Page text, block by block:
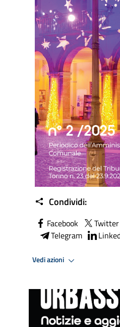
Condividi:
Facebook Twitter
Telegram
Vedi azioni